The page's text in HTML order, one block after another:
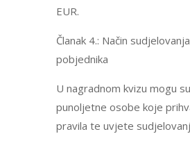
EUR.
Članak 4.: Način
pobjednika
U nagradnom kvizu mogu
punoljetne osobe koje
pravila te uvjete